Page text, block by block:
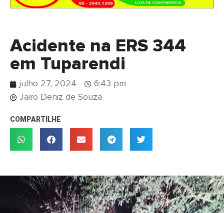
Acidente na ERS 344
em Tuparendi
julho 27, 2024
6:43 pm
Jairo Deniz de Souza
COMPARTILHE